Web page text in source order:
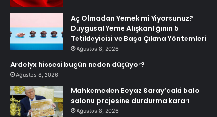
Aç Olmadan Yemek mi Yiyorsunuz?
Duygusal Yeme Alışkanlığının 5
Tetikleyicisi ve Başa Çıkma Yöntemleri
Ağustos 8, 2026
Ardelyx hissesi bugün neden düşüyor?
Ağustos 8, 2026
Mahkemeden Beyaz Saray’daki balo
salonu projesine durdurma kararı
Ağustos 8, 2026